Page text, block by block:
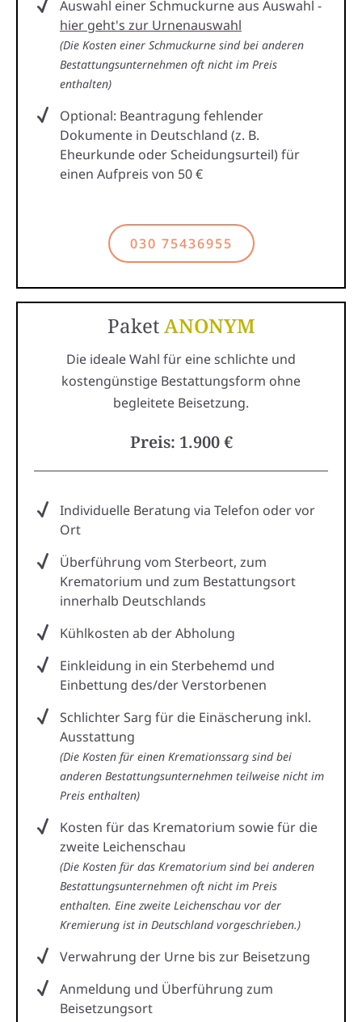
Auswahl einer Schmuckurne aus Auswahl -
hier geht's zur Urnenauswahl
(Die Kosten einer Schmuckurne sind bei anderen
Bestattungsunternehmen oft nicht im Preis
enthalten)
Optional: Beantragung fehlender
Dokumente in Deutschland (z. B.
Eheurkunde oder Scheidungsurteil) für
einen Aufpreis von 50 €
030 75436955
PaketANONYM
Die ideale Wahl für eine schlichte und
kostengünstige Bestattungsform ohne
begleitete Beisetzung.
Preis: 1.900 €
Individuelle Beratung via Telefon oder vor
Ort
Überführung vom Sterbeort, zum
Krematorium und zum Bestattungsort
innerhalb Deutschlands
Kühlkosten ab der Abholung
Einkleidung in ein Sterbehemd und
Einbettung des/der Verstorbenen
Schlichter Sarg für die Einäscherung inkl.
Ausstattung
(Die Kosten für einen Kremationssarg sind bei
anderen Bestattungsunternehmen teilweise nicht im
Preis enthalten)
Kosten für das Krematorium sowie für die
zweite Leichenschau
(Die Kosten für das Krematorium sind bei anderen
Bestattungsunternehmen oft nicht im Preis
enthalten. Eine zweite Leichenschau vor der
Kremierung ist in Deutschland vorgeschrieben.)
Verwahrung der Urne bis zur Beisetzung
Anmeldung und Überführung zum
Beisetzungsort